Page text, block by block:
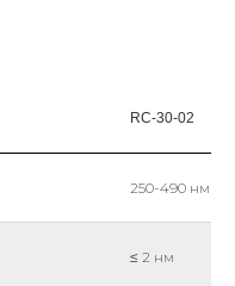
RC-30-02
250-490 нм
≤ 2 нм